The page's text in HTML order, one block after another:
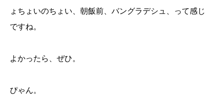
ょちょいのちょい、朝飯前、バングラデシュ、って感じ
ですね。
よかったら、ぜひ。
ぴゃん。